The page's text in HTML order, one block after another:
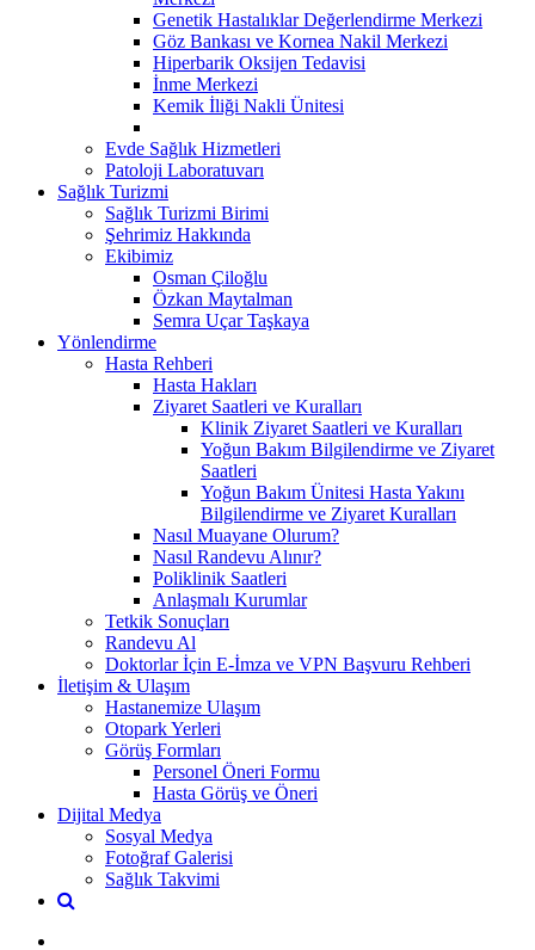
Genetik Hastalıklar Değerlendirme Merkezi
Göz Bankası ve Kornea Nakil Merkezi
Hiperbarik Oksijen Tedavisi
İnme Merkezi
Kemik İliği Nakli Ünitesi
Evde Sağlık Hizmetleri
Patoloji Laboratuvarı
Sağlık Turizmi
Sağlık Turizmi Birimi
Şehrimiz Hakkında
Ekibimiz
Osman Çiloğlu
Özkan Maytalman
Semra Uçar Taşkaya
Yönlendirme
Hasta Rehberi
Hasta Hakları
Ziyaret Saatleri ve Kuralları
Klinik Ziyaret Saatleri ve Kuralları
Yoğun Bakım Bilgilendirme ve Ziyaret
Saatleri
Yoğun Bakım Ünitesi Hasta Yakını
Bilgilendirme ve Ziyaret Kuralları
Nasıl Muayane Olurum?
Nasıl Randevu Alınır?
Poliklinik Saatleri
Anlaşmalı Kurumlar
Tetkik Sonuçları
Randevu Al
Doktorlar İçin E-İmza ve VPN Başvuru Rehberi
İletişim & Ulaşım
Hastanemize Ulaşım
Otopark Yerleri
Görüş Formları
Personel Öneri Formu
Hasta Görüş ve Öneri
Dijital Medya
Sosyal Medya
Fotoğraf Galerisi
Sağlık Takvimi